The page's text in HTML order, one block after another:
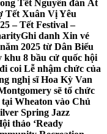
Tết Nguyên đán Ất
Tết Xuân Vị Yêu
– Tết Festival –
Ghi danh Xin vé
2025 từ Dân Biểu
khu 8 bầu cử quốc hội
coi Lễ nhậm chức của
nghị sĩ Hoa Kỳ Van
sẽ tổ chức
Wheaton vào Chủ
Spring Jazz
thảo ‘Ready